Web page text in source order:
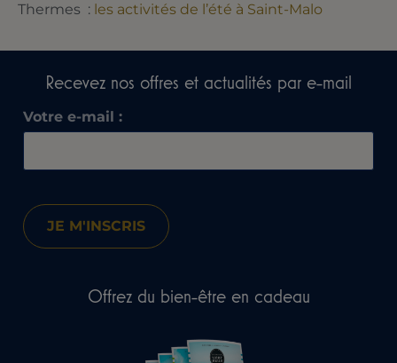
Thermes : les activités de l’été à Saint-Malo
Offrez du bien-être en cadeau
Recevez nos offres et actualités par e-mail​
Votre e-mail :